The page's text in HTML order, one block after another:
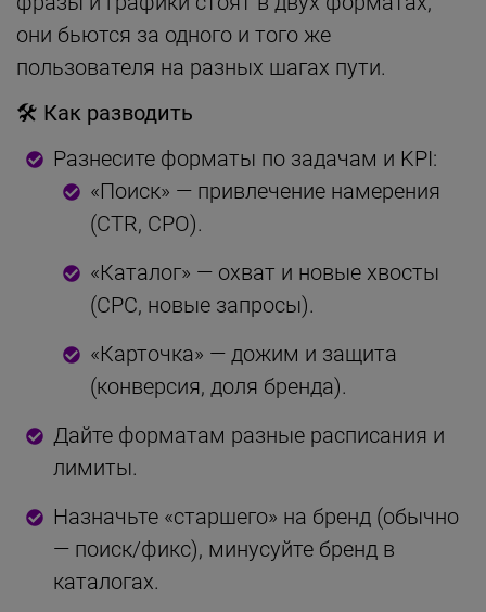
они бьются за одного и того же
пользователя на разных шагах пути.
🛠 Как разводить
Разнесите форматы по задачам и KPI:
«Поиск» — привлечение намерения
(CTR, CPO).
«Каталог» — охват и новые хвосты
(CPC, новые запросы).
«Карточка» — дожим и защита
(конверсия, доля бренда).
Дайте форматам разные расписания и
лимиты.
Назначьте «старшего» на бренд (обычно
— поиск/фикс), минусуйте бренд в
каталогах.